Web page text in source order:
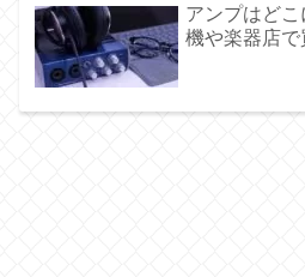
アンプはど
機や楽器店で